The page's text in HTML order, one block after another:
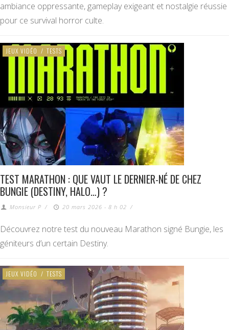
ambiance oppressante, gameplay exigeant et nostalgie réussie
pour ce survival horror culte.
JEUX VIDÉO / TESTS
TEST MARATHON : QUE VAUT LE DERNIER-NÉ DE CHEZ
BUNGIE (DESTINY, HALO…) ?
Monsieur P / 20 mars 2026 - 8 h 02 /
Découvrez notre test du nouveau Marathon signé Bungie, les
géniteurs d’un certain Destiny.
JEUX VIDÉO / TESTS